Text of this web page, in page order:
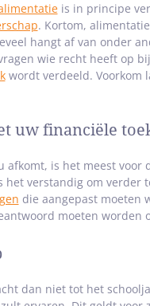
is in principe
. Kortom,
hangt af van onder
wie recht heeft op
wordt verdeeld. Voorkom
uw financiële
afkomt, is het meest
het verstandig om verder
die aangepast moeten
moeten worden
dan niet tot het